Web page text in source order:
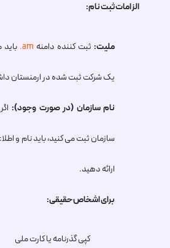
الزامات ثبت نام:
ملیت: ثبت کننده دامنه .am
یک شرکت ثبت شده در ارمنستان
نام سازمان (در صورت وجود):
سازمان ثبت می کنید، باید نام و
ارائه دهید.
برای اشخاص حقیقی:
کپی گذرنامه یا کارت ملی